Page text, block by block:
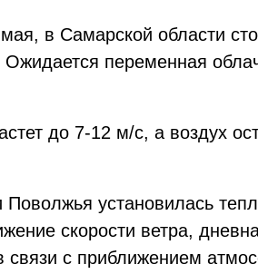
в Самарской области
переменная
до 7-12 м/с, а воздух
установилась
скорости ветра,
с приближением